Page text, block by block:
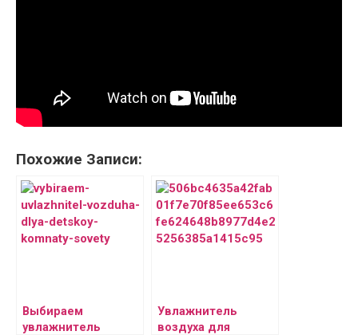
Похожие Записи:
Выбираем
увлажнитель
Увлажнитель
воздуха для